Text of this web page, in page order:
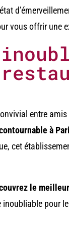
vous offrir une
entre
à
cet
le
pour